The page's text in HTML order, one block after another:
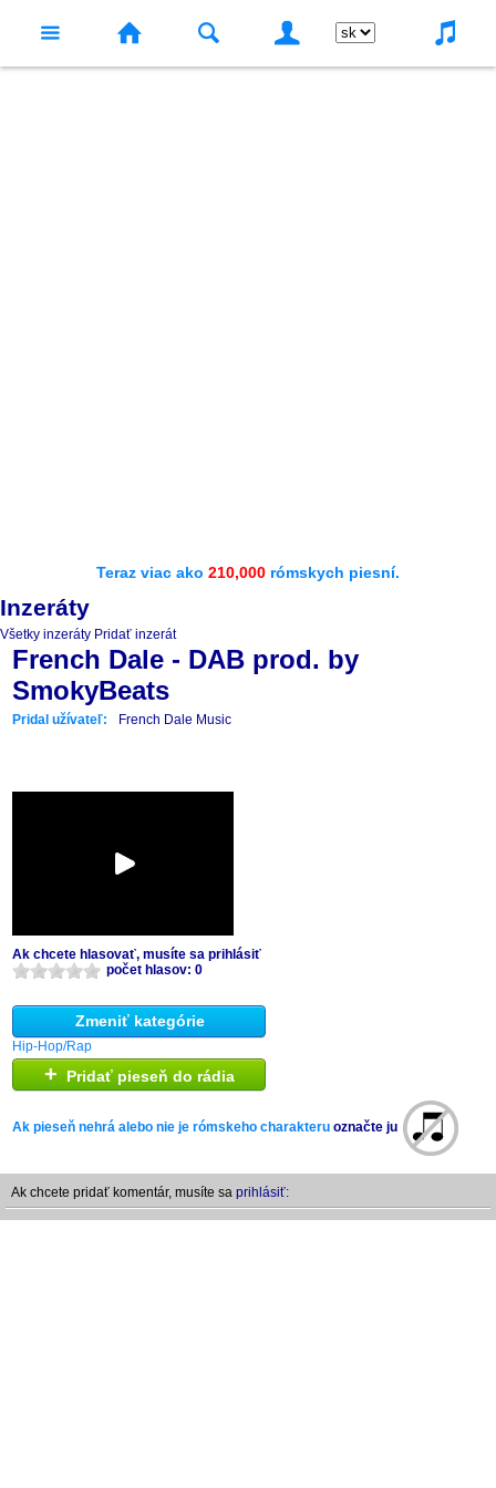
Teraz viac ako 210,000 rómskych piesní.
Inzeráty
Všetky inzeráty Pridať inzerát
French Dale - DAB prod. by
SmokyBeats
Pridal užívateľ: French Dale Music
Ak chcete hlasovať, musíte sa prihlásiť
počet hlasov: 0
Zmeniť kategórie
Hip-Hop/Rap
+ Pridať pieseň do rádia
Ak pieseň nehrá alebo nie je rómskeho charakteru označte ju
Ak chcete pridať komentár, musíte sa prihlásiť: